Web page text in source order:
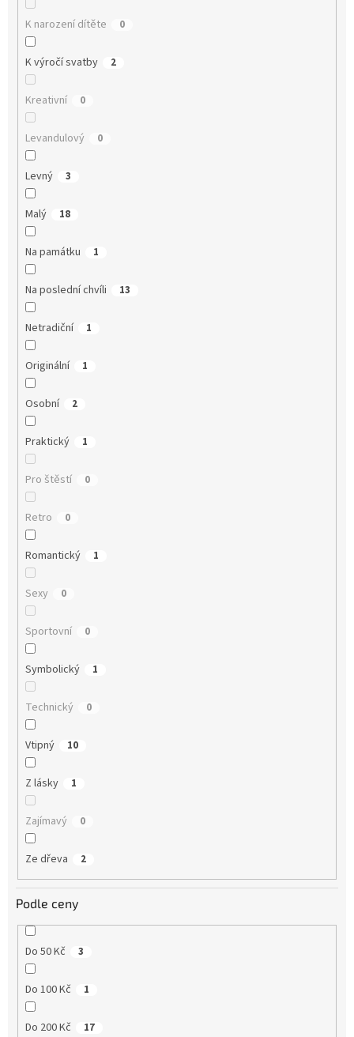
K narození dítěte 0
K výročí svatby 2
Kreativní 0
Levandulový 0
Levný 3
Malý 18
Na památku 1
Na poslední chvíli 13
Netradiční 1
Originální 1
Osobní 2
Praktický 1
Pro štěstí 0
Retro 0
Romantický 1
Sexy 0
Sportovní 0
Symbolický 1
Technický 0
Vtipný 10
Z lásky 1
Zajímavý 0
Ze dřeva 2
Podle ceny
Do 50 Kč 3
Do 100 Kč 1
Do 200 Kč 17